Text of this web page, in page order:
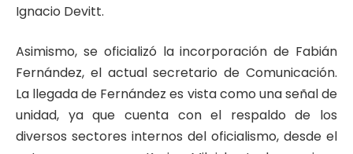
Ignacio Devitt.
Asimismo, se oficializó la incorporación de Fabián
Fernández, el actual secretario de Comunicación.
La llegada de Fernández es vista como una señal de
unidad, ya que cuenta con el respaldo de los
diversos sectores internos del oficialismo, desde el